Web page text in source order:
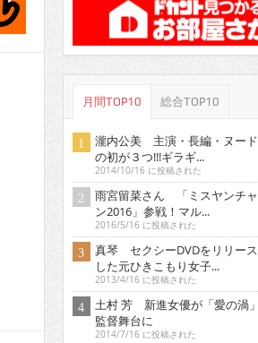
月間TOP10 総合TOP10
瀧内公美 主演・長編・ヌード
の初が３つ!!!ギラギ...
2014/10/16 に投稿された
雨宮留菜さん 「ミスヤンチャ
ン2016」参戦！マル...
2016/5/16 に投稿された
真琴 セクシーDVDをリリース
した元ひきこもり女子...
2013/4/16 に投稿された
土村 芳 新進女優が「愛の渦」
監督舞台に
2014/7/16 に投稿された